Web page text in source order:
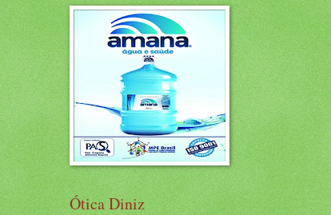
Ótica Diniz